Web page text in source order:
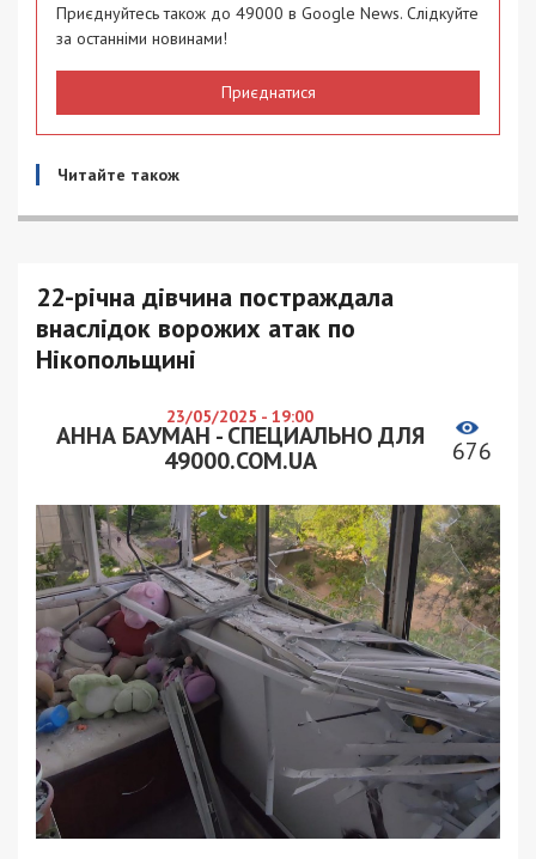
Приєднуйтесь також до 49000 в Google News. Слідкуйте
за останніми новинами!
Приєднатися
Читайте також
22-річна дівчина постраждала
внаслідок ворожих атак по
Нікопольщині
23/05/2025 - 19:00
АННА БАУМАН - СПЕЦИАЛЬНО ДЛЯ
49000.COM.UA
676